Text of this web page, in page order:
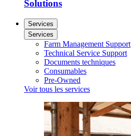
Solutions
Services
Services
Farm Management Support
Technical Service Support
Documents techniques
Consumables
Pre-Owned
Voir tous les services